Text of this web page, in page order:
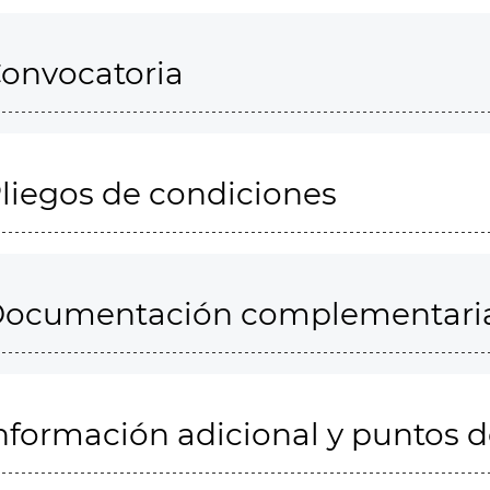
de condiciones
adicional y puntos